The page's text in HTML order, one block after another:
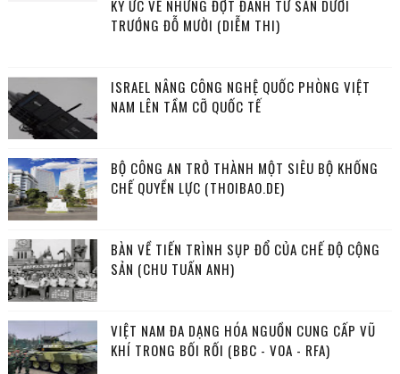
KÝ ỨC VỀ NHỮNG ĐỢT ĐÁNH TƯ SẢN DƯỚI
TRƯỚNG ĐỖ MƯỜI (DIỄM THI)
ISRAEL NÂNG CÔNG NGHỆ QUỐC PHÒNG VIỆT
NAM LÊN TẦM CỠ QUỐC TẾ
BỘ CÔNG AN TRỞ THÀNH MỘT SIÊU BỘ KHỐNG
CHẾ QUYỀN LỰC (THOIBAO.DE)
BÀN VỀ TIẾN TRÌNH SỤP ĐỔ CỦA CHẾ ĐỘ CỘNG
SẢN (CHU TUẤN ANH)
VIỆT NAM ĐA DẠNG HÓA NGUỒN CUNG CẤP VŨ
KHÍ TRONG BỐI RỐI (BBC - VOA - RFA)